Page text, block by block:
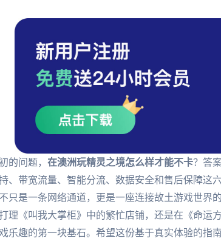
的问题， 在澳洲玩精灵之境怎么样才能不卡？答
、带宽流量、智能分流、数据安全和售后保障这
只是一条网络通道，更是一座连接故土游戏世界
理《叫我大掌柜》中的繁忙店铺，还是在《命运
乐趣的第一块基石。希望这份基于真实体验的指